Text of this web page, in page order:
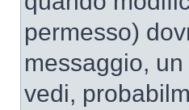
permesso)
messaggio,
vedi,